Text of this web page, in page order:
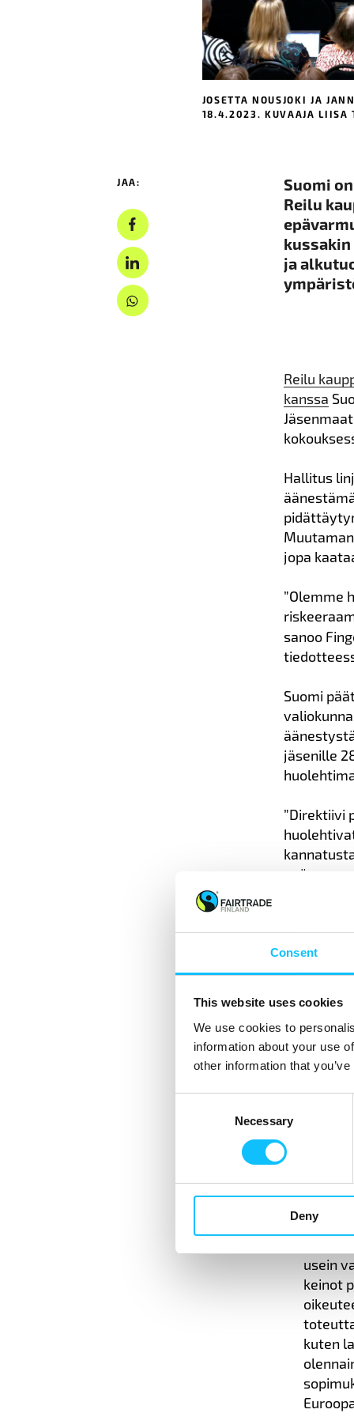
Consent
This website uses cookies
We use cookies to
information about your use
other information that
Necessary
Deny
JOSETTA NOUSJOKI JA
18.4.2023. KUVAAJA LIISA
JAA:
Suomi
Reilu
ja
Reilu
kanssa
Hallitus
jopa
”Olemme
sanoo
Suomi
jäsenille
”Direktiivi
Reilu
usein
keinot
kuten